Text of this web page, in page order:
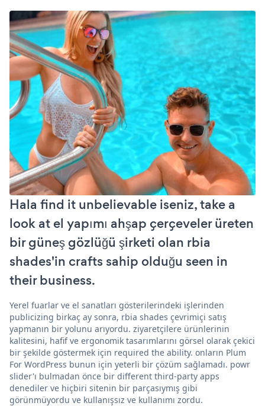
Hala find it unbelievable iseniz, take a
look at el yapımı ahşap çerçeveler üreten
bir güneş gözlüğü şirketi olan rbia
shades'in crafts sahip olduğu seen in
their business.
Yerel fuarlar ve el sanatları gösterilerindeki işlerinden
publicizing birkaç ay sonra, rbia shades çevrimiçi satış
yapmanın bir yolunu arıyordu. ziyaretçilere ürünlerinin
kalitesini, hafif ve ergonomik tasarımlarını görsel olarak çekici
bir şekilde göstermek için required the ability. onların Plum
For WordPress bunun için yeterli bir çözüm sağlamadı. powr
slider'ı bulmadan önce bir different third-party apps
denediler ve hiçbiri sitenin bir parçasıymış gibi
görünmüyordu ve kullanışsız ve kullanımı zordu.